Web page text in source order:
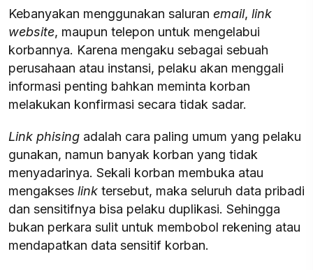
Kebanyakan menggunakan saluran email, link
website, maupun telepon untuk mengelabui
korbannya. Karena mengaku sebagai sebuah
perusahaan atau instansi, pelaku akan menggali
informasi penting bahkan meminta korban
melakukan konfirmasi secara tidak sadar.
Link phising adalah cara paling umum yang pelaku
gunakan, namun banyak korban yang tidak
menyadarinya. Sekali korban membuka atau
mengakses link tersebut, maka seluruh data pribadi
dan sensitifnya bisa pelaku duplikasi. Sehingga
bukan perkara sulit untuk membobol rekening atau
mendapatkan data sensitif korban.